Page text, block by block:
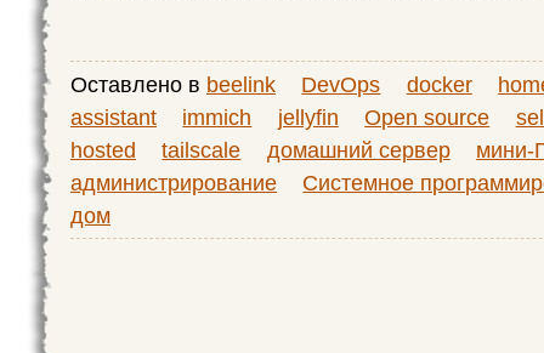
Оставлено в beelink DevOps docker
assistant
immich jellyfin Open source
hosted
tailscale домашний сервер
мини-
администрирование
Системное
дом